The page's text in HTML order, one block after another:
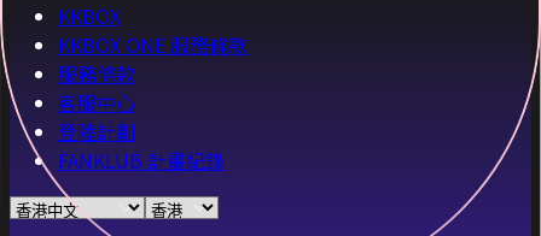
KKBOX
KKBOX ONE 服務條款
服務條款
客服中心
登陸計劃
FANKLUB 計畫紀錄